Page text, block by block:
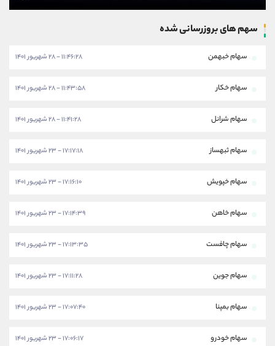
سهم های بروزرسانی شده
سهام خبهمن ۱۱:۴۶:۲۸ - ۲۸ شهریور ۱۴۰۱
سهام خکار ۱۱:۴۳:۵۸ - ۲۸ شهریور ۱۴۰۱
سهام شرانل ۱۱:۴۱:۲۸ - ۲۸ شهریور ۱۴۰۱
سهام ثبهساز ۱۷:۱۷:۱۸ - ۲۳ شهریور ۱۴۰۱
سهام خپویش ۱۷:۱۶:۱۰ - ۲۳ شهریور ۱۴۰۱
سهام خاهن ۱۷:۱۴:۳۹ - ۲۳ شهریور ۱۴۰۱
سهام چافست ۱۷:۱۳:۳۵ - ۲۳ شهریور ۱۴۰۱
سهام جوین ۱۷:۱۱:۲۸ - ۲۳ شهریور ۱۴۰۱
سهام بمپنا ۱۷:۰۷:۴۰ - ۲۳ شهریور ۱۴۰۱
سهام خودرو ۱۷:۰۶:۱۷ - ۲۳ شهریور ۱۴۰۱